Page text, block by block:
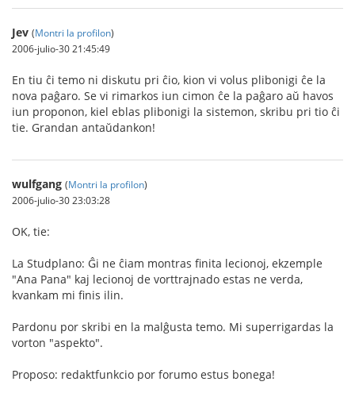
Jev (Montri la profilon)
2006-julio-30 21:45:49
En tiu ĉi temo ni diskutu pri ĉio, kion vi volus plibonigi ĉe la
nova paĝaro. Se vi rimarkos iun cimon ĉe la paĝaro aŭ havos
iun proponon, kiel eblas plibonigi la sistemon, skribu pri tio ĉi
tie. Grandan antaŭdankon!
wulfgang (Montri la profilon)
2006-julio-30 23:03:28
OK, tie:
La Studplano: Ĝi ne ĉiam montras finita lecionoj, ekzemple
"Ana Pana" kaj lecionoj de vorttrajnado estas ne verda,
kvankam mi finis ilin.
Pardonu por skribi en la malĝusta temo. Mi superrigardas la
vorton "aspekto".
Proposo: redaktfunkcio por forumo estus bonega!